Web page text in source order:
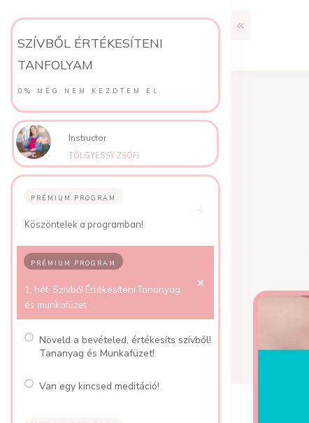
SZÍVBŐL ÉRTÉKESÍTENI
TANFOLYAM
0% MÉG NEM KEZDTEM EL.
Instructor
TÖLGYESSY ZSÓFI
PRÉMIUM PROGRAM
Köszöntelek a programban!
PRÉMIUM PROGRAM
1. hét: Szívből Értékesíteni Tananyag
és munkafüzet
Növeld a bevételed, értékesíts szívből!
Tananyag és Munkafüzet!
Van egy kincsed meditáció!